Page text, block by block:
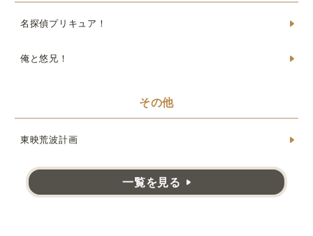
名探偵プリキュア！
俺と悠兄！
その他
東映荒波計画
一覧を見る